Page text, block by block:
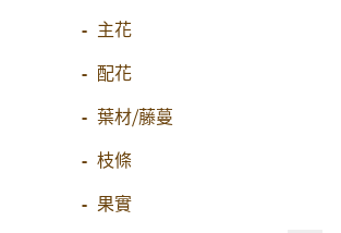
- 其他
玫瑰
- 大玫瑰
- 中玫瑰
- 小玫瑰
- 莉朵獨家水染
- 大地農園
索拉花(僅花頭)
- 原色
- 莉朵獨家水染
主花
配花
葉材⧸藤蔓
枝條
果實